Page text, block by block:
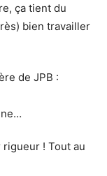
ça tient du
bien travailler
de JPB :
rigueur ! Tout au